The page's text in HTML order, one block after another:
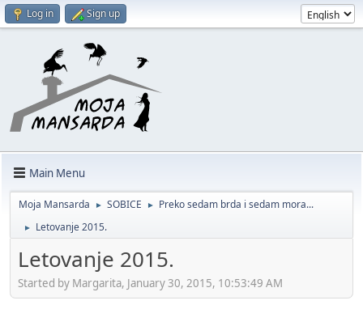
Log in Sign up
Main Menu
Moja Mansarda ► SOBICE ► Preko sedam brda i sedam mora...
► Letovanje 2015.
Letovanje 2015.
Started by Margarita, January 30, 2015, 10:53:49 AM